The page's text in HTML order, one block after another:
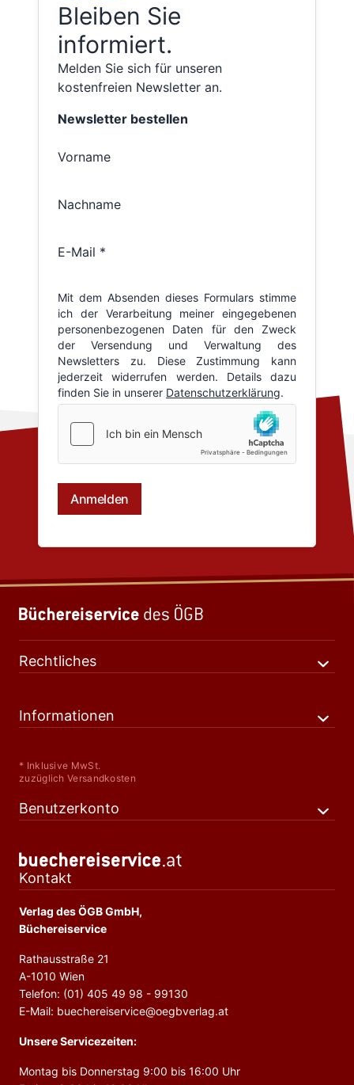
Bleiben Sie
informiert.
Melden Sie sich für unseren
kostenfreien Newsletter an.
Rechtliches
Informationen
* Inklusive MwSt.
zuzüglich Versandkosten
Benutzerkonto
Kontakt
Verlag des ÖGB GmbH,
Büchereiservice
Rathausstraße 21
A-1010 Wien
Telefon: (01) 405 49 98 - 99130
E-Mail: buechereiservice@oegbverlag.at
Unsere Servicezeiten:
Montag bis Donnerstag 9:00 bis 16:00 Uhr